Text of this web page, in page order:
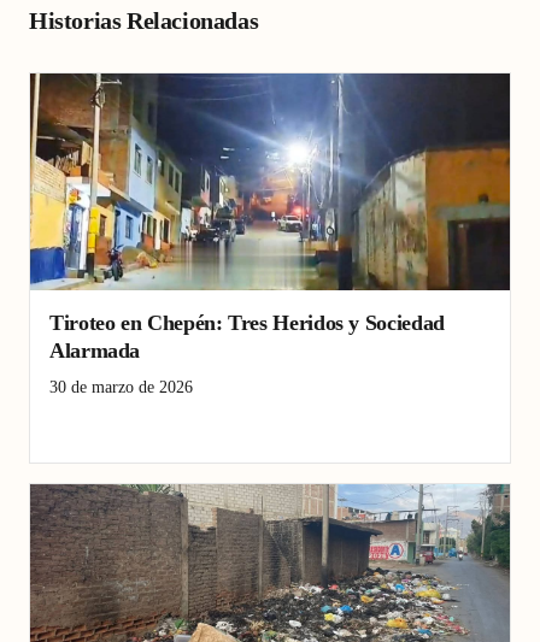
Historias Relacionadas
Tiroteo en Chepén: Tres Heridos y Sociedad
Alarmada
30 de marzo de 2026